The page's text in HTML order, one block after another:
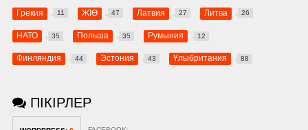
Грекия 11 ЖІӨ 47 Латвия 27 Литва 26
НАТО 35 Польша 35 Румыния 12
Финляндия 44 Эстония 43 Ұлыбритания 88
ПІКІРЛЕР